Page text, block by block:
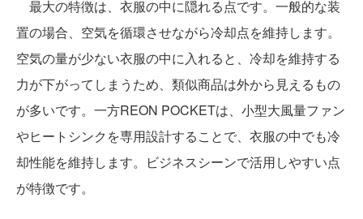
最大の特徴は、衣服の中に隠れる点です。一般的な装
置の場合、空気を循環させながら冷却点を維持します。
空気の量が少ない衣服の中に入れると、冷却を維持する
力が下がってしまうため、類似商品は外から見えるもの
が多いです。一方REON POCKETは、小型大風量ファン
やヒートシンクを専用設計することで、衣服の中でも冷
却性能を維持します。ビジネスシーンで活用しやすい点
が特徴です。